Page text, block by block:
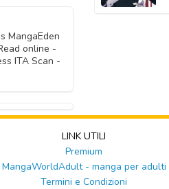
2020
2020
2020
2020
MangaEden
online -
ITA Scan -
LINK UTILI
Premium
MangaWorldAdult - manga per adulti
Termini e Condizioni